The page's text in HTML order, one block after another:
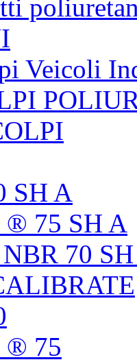
Veicoli
SH A
75 SH A
70
® 75